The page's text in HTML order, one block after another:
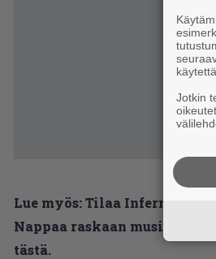
Lue myös:Tilaa Infernon
Nappaa raskaan musiikin
tästä.
Jotkin